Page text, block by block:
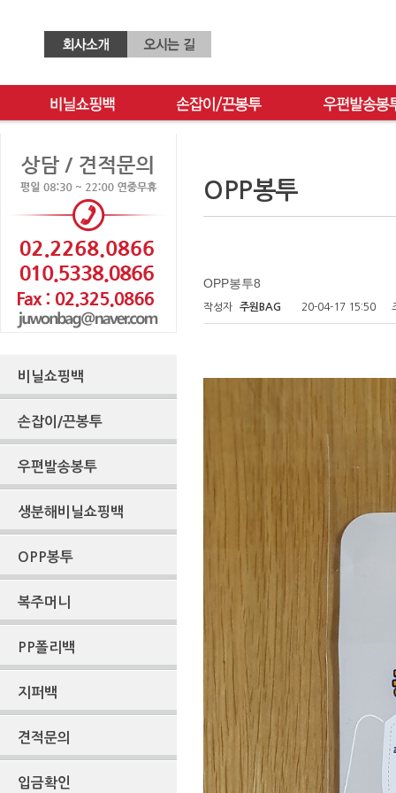
비닐쇼핑백
손잡이/끈봉투
우편발송봉투
생분해비닐쇼핑백
OPP봉투
복주머니
PP폴리백
지퍼백
견적문의
입금확인
OPP봉투
OPP봉투8
작성자 주원BAG 20-04-17 15:50